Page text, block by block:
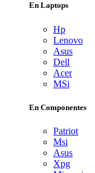
En Laptops
Hp
Lenovo
Asus
Dell
Acer
MSi
En Componentes
Patriot
Msi
Asus
Xpg